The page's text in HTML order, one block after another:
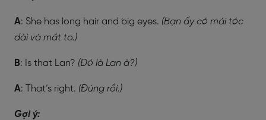
A: She has long hair and big eyes. (Bạn ấy có mái tóc
dài và mắt to.)
B: Is that Lan? (Đó là Lan à?)
A: That’s right. (Đúng rồi.)
Gợi ý: